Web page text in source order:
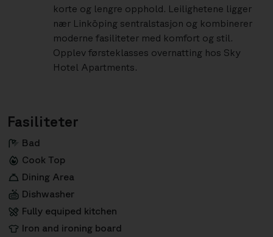
korte og lengre opphold. Leilighetene ligger
nær Linköping sentralstasjon og kombinerer
moderne fasiliteter med komfort og stil.
Opplev førsteklasses overnatting hos Sky
Hotel Apartments.
Fasiliteter
Bad
Cook Top
Dining Area
Dishwasher
Fully equiped kitchen
Iron and ironing board